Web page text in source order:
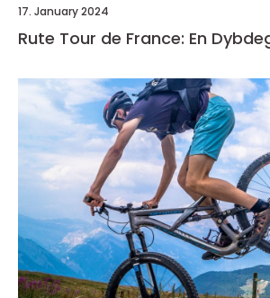
17. January 2024
Rute Tour de France: En